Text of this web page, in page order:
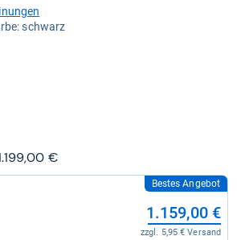
schwarz
€
Bestes Angebot
1.159,00 €
zzgl. 5,95 € Versand